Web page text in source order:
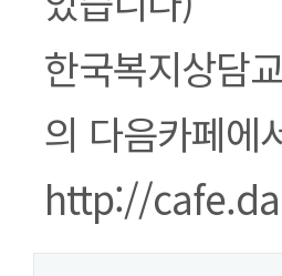
한국복지상담
의 다음카페에
http://